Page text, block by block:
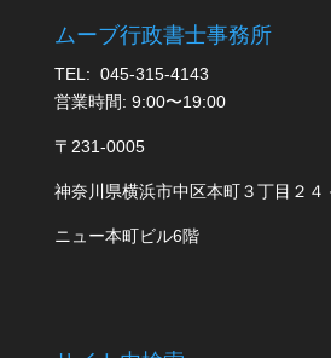
ムーブ行政書士事務所
TEL: 045-315-4143
営業時間: 9:00〜19:00
〒231-0005
神奈川県横浜市中区本町３丁目２４
ニュー本町ビル6階